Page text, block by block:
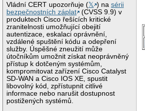
Vládní CERT upozorňuje (𝕏 ) nasérii
bezpečnostních záplat
(CVSS 9.9) v
produktech Cisco řešících kritické
zranitelnosti umožňující obejití
autentizace, eskalaci oprávnění,
vzdálené spuštění kódu a odepření
služby. Úspěšné zneužití může
útočníkům umožnit získat neoprávněný
přístup k dotčeným systémům,
kompromitovat zařízení Cisco Catalyst
SD-WAN a Cisco IOS XE, spustit
libovolný kód, zpřístupnit citlivé
informace nebo narušit dostupnost
postižených systémů.